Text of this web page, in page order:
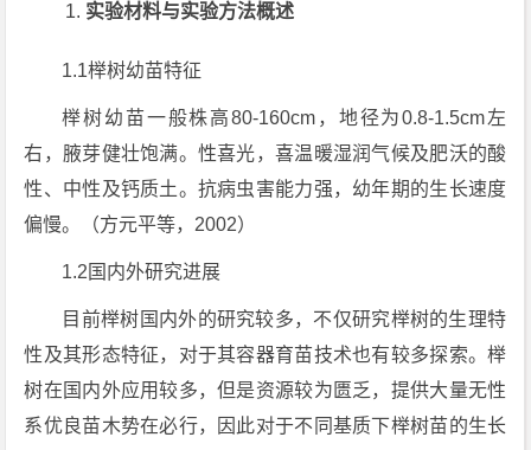
实验材料与实验方法概述
1.1榉树幼苗特征
榉树幼苗一般株高80-160cm，地径为0.8-1.5cm左
右，腋芽健壮饱满。性喜光，喜温暖湿润气候及肥沃的酸
性、中性及钙质土。抗病虫害能力强，幼年期的生长速度
偏慢。（方元平等，2002）
1.2国内外研究进展
目前榉树国内外的研究较多，不仅研究榉树的生理特
性及其形态特征，对于其容器育苗技术也有较多探索。榉
树在国内外应用较多，但是资源较为匮乏，提供大量无性
系优良苗木势在必行，因此对于不同基质下榉树苗的生长